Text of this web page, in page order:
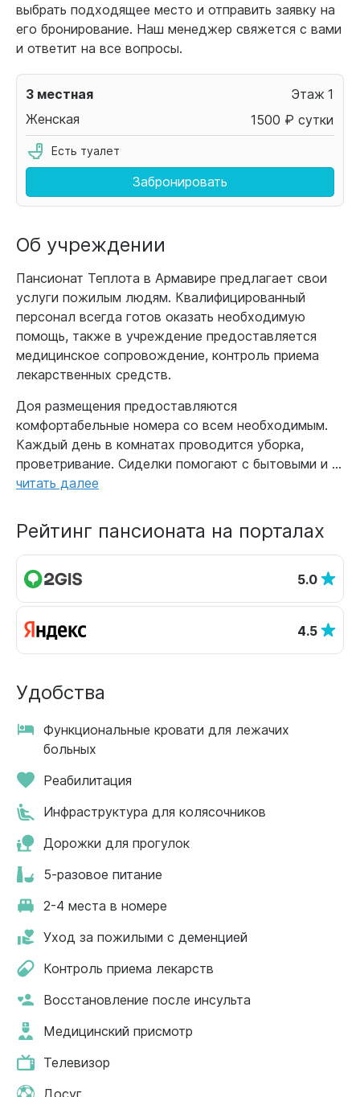
выбрать подходящее место и отправить заявку на
его бронирование. Наш менеджер свяжется с вами
и ответит на все вопросы.
3 местная
Женская
1
1500 ₽ сутки
Забронировать
Об учреждении
Пансионат Теплота в Армавире предлагает свои
услуги пожилым людям. Квалифицированный
персонал всегда готов оказать необходимую
помощь, также в учреждение предоставляется
медицинское сопровождение, контроль приема
лекарственных средств.
Доя размещения предоставляются
комфортабельные номера со всем необходимым.
Каждый день в комнатах проводится уборка,
проветривание. Сиделки помогают с бытовыми и ...
читать далее
Рейтинг пансионата на порталах
5.0
4.5
Удобства
Функциональные кровати для лежачих
больных
Реабилитация
Инфраструктура для колясочников
Дорожки для прогулок
5-разовое питание
2-4 места в номере
Уход за пожилыми с деменцией
Контроль приема лекарств
Восстановление после инсульта
Медицинский присмотр
Телевизор
Досуг